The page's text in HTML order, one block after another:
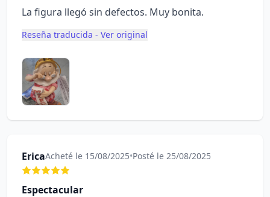
La figura llegó sin defectos. Muy bonita.
Reseña traducida - Ver original
EricaAcheté le 15/08/2025•Posté le 25/08/2025
Espectacular